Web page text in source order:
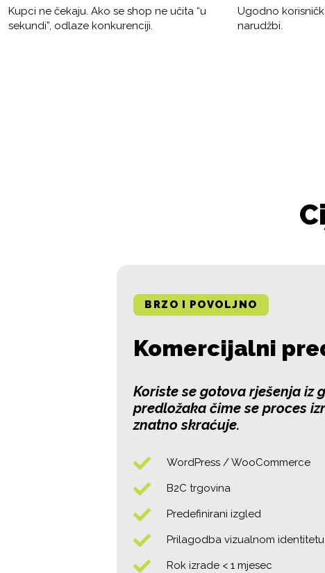
Kupci ne čekaju. Ako se shop ne učita “u
sekundi”, odlaze konkurenciji.
Ugodno
narudžbi.
BRZO I POVOLJNO
Komercijalni
Koriste se gotova rješenja iz
predložaka čime se proces
znatno skraćuje.
WordPress / WooCommerce
B2C trgovina
Predefinirani izgled
Prilagodba vizualnom identitetu
Rok izrade < 1 mjesec